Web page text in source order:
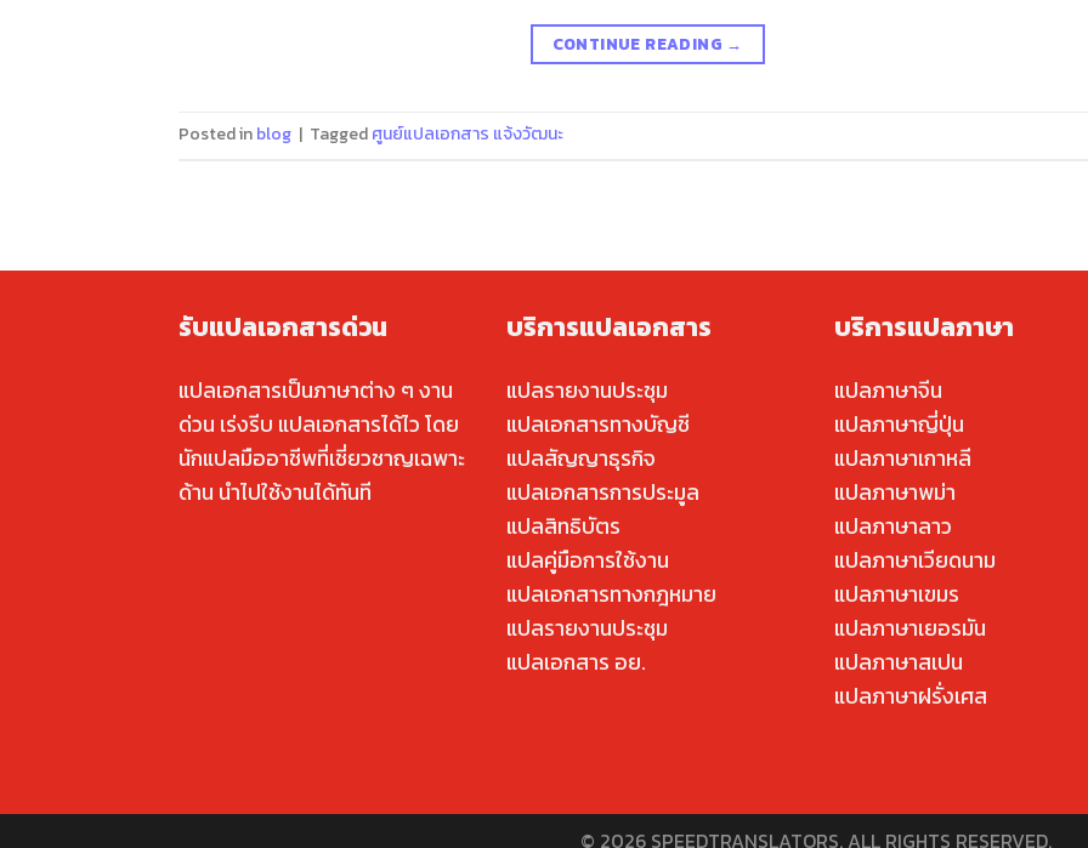
CONTINUE READING →
Posted inblog | Taggedศูนย์แปลเอกสาร แจ้งวัฒนะ
รับแปลเอกสารด่วน
แปลเอกสารเป็นภาษาต่าง ๆ งาน
ด่วน เร่งรีบ แปลเอกสารได้ไว โดย
นักแปลมืออาชีพที่เชี่ยวชาญเฉพาะ
ด้าน นำไปใช้งานได้ทันที
บริการแปลเอกสาร
แปลรายงานประชุม
แปลเอกสารทางบัญชี
แปลสัญญาธุรกิจ
แปลเอกสารการประมูล
แปลสิทธิบัตร
แปลคู่มือการใช้งาน
แปลเอกสารทางกฎหมาย
แปลรายงานประชุม
แปลเอกสาร อย.
บริการแปลภาษา
แปลภาษาจีน
แปลภาษาญี่ปุ่น
แปลภาษาเกาหลี
แปลภาษาพม่า
แปลภาษาลาว
แปลภาษาเวียดนาม
แปลภาษาเขมร
แปลภาษาเยอรมัน
แปลภาษาสเปน
แปลภาษาฝรั่งเศส
© 2026 SPEEDTRANSLATORS. ALL RIGHTS RESERVED.